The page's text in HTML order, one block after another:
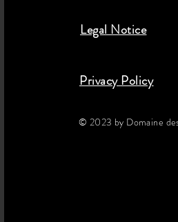
Legal Notice
Privacy Policy
© 2023 by Domaine